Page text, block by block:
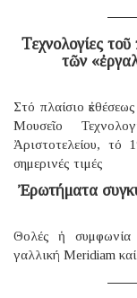
Τεχνολογίες τοῦ
τῶν
Στό πλαίσιο
Μουσεῖο
Ἀριστοτελείου, τό
σημερινές τιμές
Ἐρωτήματα
Θολές ἡ
γαλλική Μeridiam